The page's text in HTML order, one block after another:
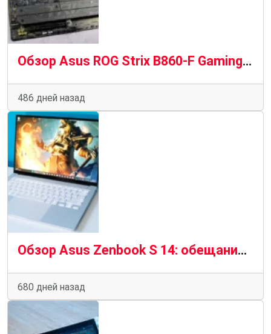
Обзор Asus ROG Strix B860-F Gaming WiFi: премиум-мейнстрим
486 дней назад
Обзор Asus Zenbook S 14: обещания Intel Lunar Lake выполнены
680 дней назад